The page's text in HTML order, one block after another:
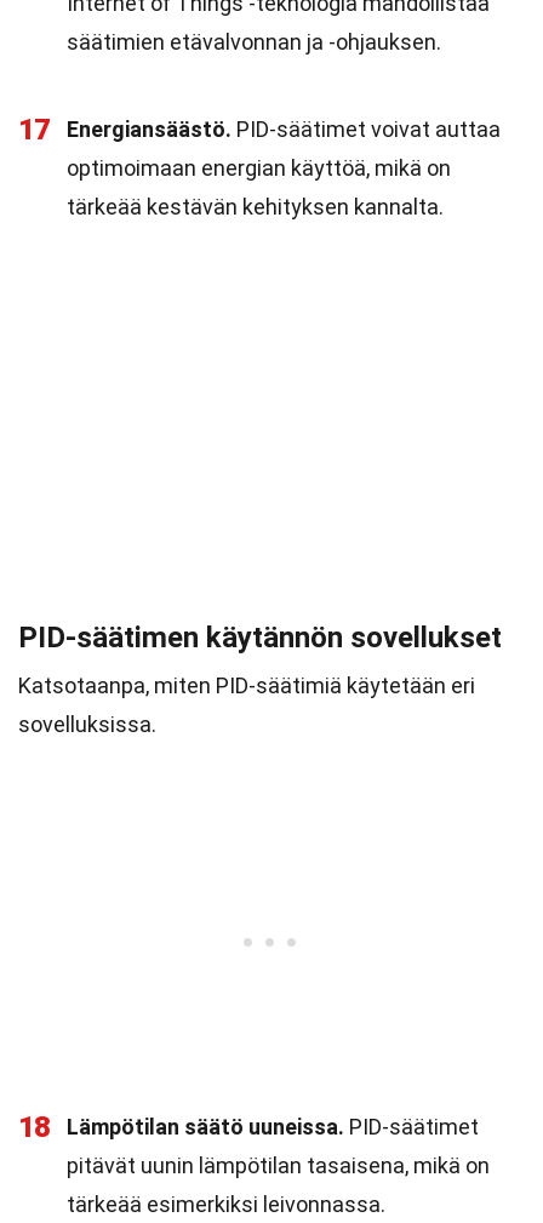
säätimien etävalvonnan ja -ohjauksen.
17 Energiansäästö. PID-säätimet voivat auttaa
optimoimaan energian käyttöä, mikä on
tärkeää kestävän kehityksen kannalta.
PID-säätimen käytännön sovellukset
Katsotaanpa, miten PID-säätimiä käytetään eri
sovelluksissa.
18 Lämpötilan säätö uuneissa. PID-säätimet
pitävät uunin lämpötilan tasaisena, mikä on
tärkeää esimerkiksi leivonnassa.